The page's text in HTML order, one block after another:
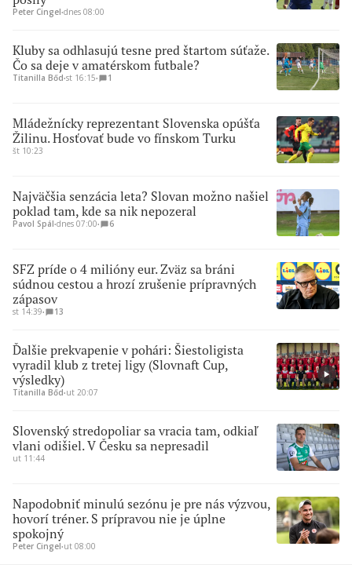
Peter Cingel∙dnes 08:00
Kluby sa odhlasujú tesne pred štartom súťaže.
Čo sa deje v amatérskom futbale?
Titanilla Bőd∙st 16:15∙ 1
Mládežnícky reprezentant Slovenska opúšťa
Žilinu. Hosťovať bude vo fínskom Turku
št 10:23
Najväčšia senzácia leta? Slovan možno našiel
poklad tam, kde sa nik nepozeral
Pavol Spál∙dnes 07:00∙ 6
SFZ príde o 4 milióny eur. Zväz sa bráni
súdnou cestou a hrozí zrušenie prípravných
zápasov
st 14:39∙ 13
Ďalšie prekvapenie v pohári: Šiestoligista
vyradil klub z tretej ligy (Slovnaft Cup,
výsledky)
Titanilla Bőd∙ut 20:07
Slovenský stredopoliar sa vracia tam, odkiaľ
vlani odišiel. V Česku sa nepresadil
ut 11:44
Napodobniť minulú sezónu je pre nás výzvou,
hovorí tréner. S prípravou nie je úplne
spokojný
Peter Cingel∙ut 08:00